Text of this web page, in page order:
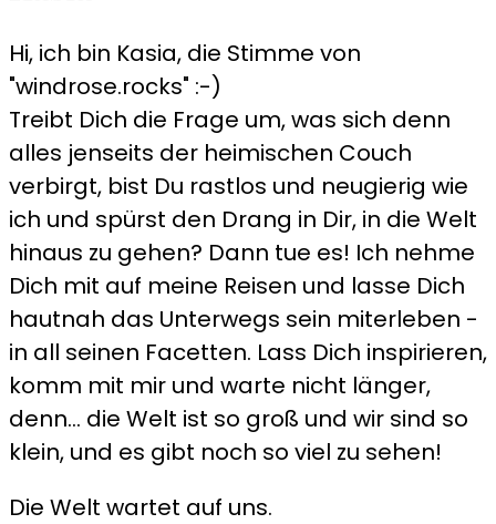
Hi, ich bin Kasia, die Stimme von
"windrose.rocks" :-)
Treibt Dich die Frage um, was sich denn
alles jenseits der heimischen Couch
verbirgt, bist Du rastlos und neugierig wie
ich und spürst den Drang in Dir, in die Welt
hinaus zu gehen? Dann tue es! Ich nehme
Dich mit auf meine Reisen und lasse Dich
hautnah das Unterwegs sein miterleben -
in all seinen Facetten. Lass Dich inspirieren,
komm mit mir und warte nicht länger,
denn... die Welt ist so groß und wir sind so
klein, und es gibt noch so viel zu sehen!
Die Welt wartet auf uns.